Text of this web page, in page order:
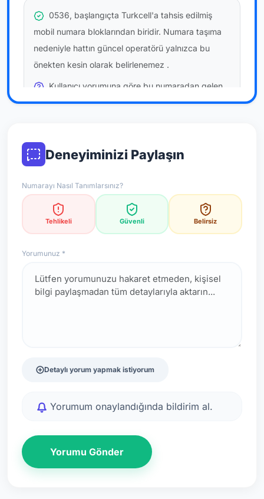
0536, başlangıçta Turkcell'a tahsis edilmiş
mobil numara bloklarından biridir. Numara taşıma
nedeniyle hattın güncel operatörü yalnızca bu
önekten kesin olarak belirlenemez .
Kullanıcı yorumuna göre bu numaradan gelen
çağrılaratemkinli yaklaşmanızönerilir; bu bir site
resmi doğrulama niteliği taşımaz.
*Not: Değerlendirmeler onaylı kullanıcı yorumlarına göre
güncellenir.
Deneyiminizi Paylaşın
Numarayı Nasıl Tanımlarsınız?
Tehlikeli Güvenli Belirsiz
Yorumunuz *
Detaylı yorum yapmak istiyorum
Yorumum onaylandığında bildirim al.
Yorumu Gönder